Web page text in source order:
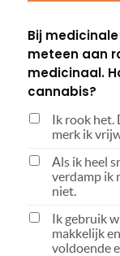
Bij
meteen aan
medicinaal.
cannabis?
Ik rook het.
merk ik
Als ik heel
verdamp ik
niet.
Ik gebruik
makkelijk
voldoende